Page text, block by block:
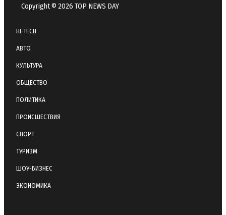
Copyright © 2026 TOP NEWS DAY
HI-TECH
АВТО
КУЛЬТУРА
ОБЩЕСТВО
ПОЛИТИКА
ПРОИСШЕСТВИЯ
СПОРТ
ТУРИЗМ
ШОУ-БИЗНЕС
ЭКОНОМИКА